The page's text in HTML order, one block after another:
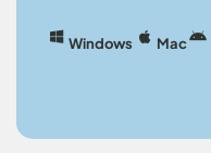
Windows Mac